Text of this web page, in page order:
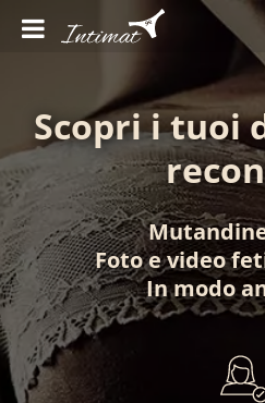
Scopri i tuoi
Fotoevideo
In modo